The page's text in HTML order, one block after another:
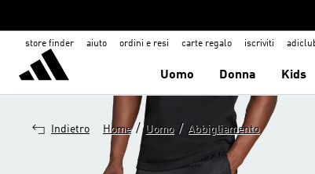
store finder aiuto ordini e resi carte regalo iscriviti
Uomo Donna Kids
Indietro Home / Uomo / Abbigliamento